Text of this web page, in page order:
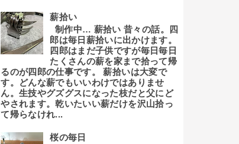
薪拾い
制作中… 薪拾い 昔々の話。四
郎は毎日薪拾いに出かけます。
四郎はまだ子供ですが毎日毎日
たくさんの薪を家まで拾って帰
るのが四郎の仕事です。 薪拾いは大変で
す。どんな薪でもいいわけではありませ
ん。生技やグズグスになった枝だと父にど
やされます。乾いたいい薪だけを沢山拾っ
て帰らなけれ...
桜の毎日